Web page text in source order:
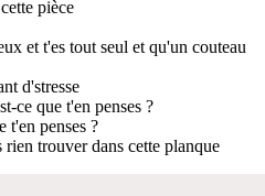
pièce
et t'es tout seul et qu'un couteau
d'stresse
ce que t'en penses ?
t'en penses ?
rien trouver dans cette planque